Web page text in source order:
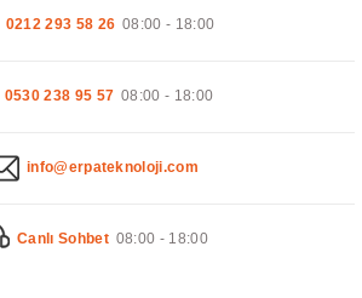
0212 293 58 26 08:00 - 18:00
0530 238 95 57 08:00 - 18:00
info@erpateknoloji.com
Canlı Sohbet 08:00 - 18:00